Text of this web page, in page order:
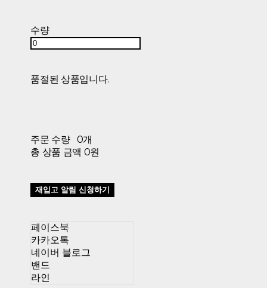
수량
품절된 상품입니다.
주문 수량
0개
총 상품 금액 0원
재입고 알림 신청하기
페이스북
카카오톡
네이버 블로그
밴드
라인